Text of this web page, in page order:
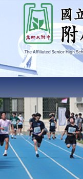
內
容
國立高雄師範大學
High School of
AFFILIATED